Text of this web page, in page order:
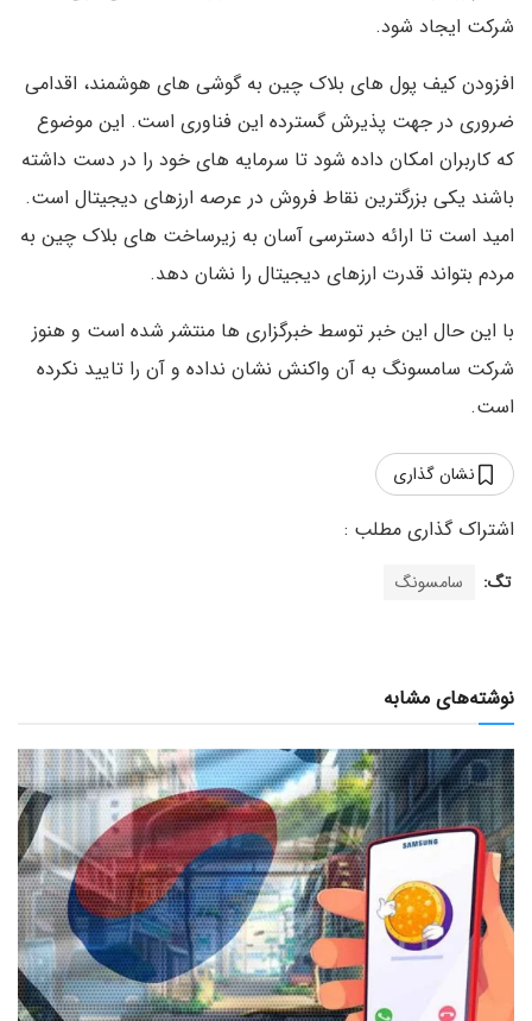
شرکت ایجاد شود.
افزودن کیف پول های بلاک چین به گوشی های هوشمند، اقدامی
ضروری در جهت پذیرش گسترده این فناوری است. این موضوع
که کاربران امکان داده شود تا سرمایه های خود را در دست داشته
باشند یکی بزرگترین نقاط فروش در عرصه ارزهای دیجیتال است.
امید است تا ارائه دسترسی آسان به زیرساخت های بلاک چین به
مردم بتواند قدرت ارزهای دیجیتال را نشان دهد.
با این حال این خبر توسط خبرگزاری ها منتشر شده است و هنوز
شرکت سامسونگ به آن واکنش نشان نداده و آن را تایید نکرده
است.
نشان گذاری
تگ: سامسونگ
نوشته‌های مشابه